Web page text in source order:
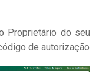
Proprietário do seu
de autorização